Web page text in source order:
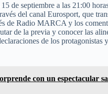
de septiembre a las 21:00
del canal Eurosport, que
de Radio MARCA y los
de la previa y conocer las
de los protagonistas
con un espectacular